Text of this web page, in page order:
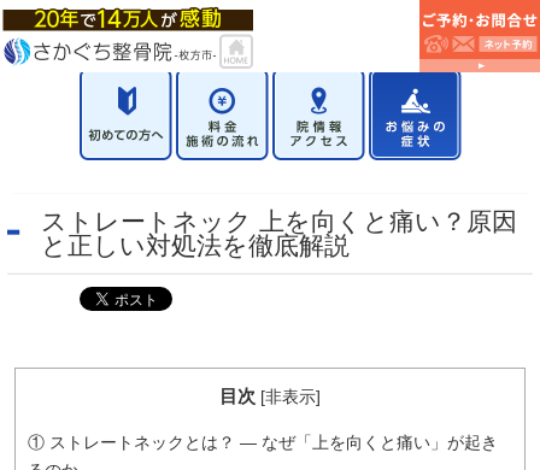
ストレートネック 上を向くと痛い？原因
と正しい対処法を徹底解説
目次 [非表示]
① ストレートネックとは？ — なぜ「上を向くと痛い」が起き